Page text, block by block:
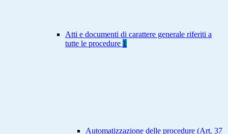
Atti e documenti di carattere generale riferiti a
tutte le procedure 1
Automatizzazione delle procedure (Art. 37